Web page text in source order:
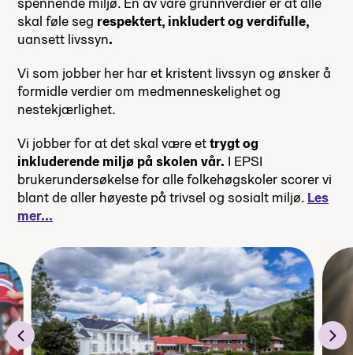
skal føle seg respektert, inkludert og verdifulle,
uansett livssyn.
Vi som jobber her har et kristent livssyn og ønsker å
formidle verdier om medmenneskelighet og
nestekjærlighet.
Vi jobber for at det skal være ettrygt og
inkluderende miljø på skolen vår. I EPSI
brukerundersøkelse for alle folkehøgskoler scorer vi
blant de aller høyeste på trivsel og sosialt miljø. Les
mer...